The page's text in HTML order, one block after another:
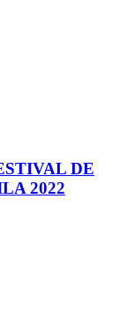
DE
2022